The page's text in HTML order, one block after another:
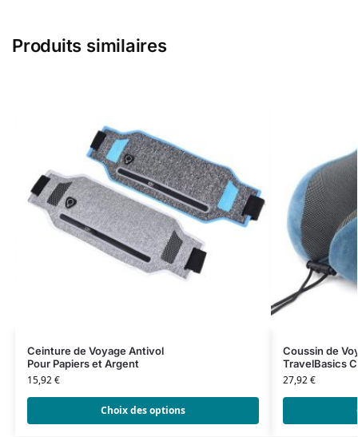
Produits similaires
Ceinture de Voyage Antivol
Pour Papiers et Argent
15,92€
Choix des options
Coussin de
TravelBasics
27,92€